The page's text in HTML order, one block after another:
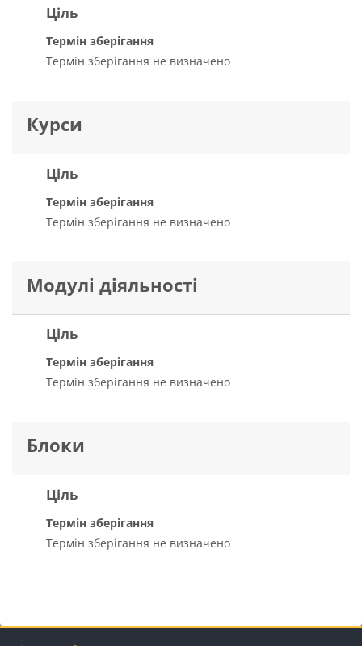
Ціль
Термін зберігання
Термін зберігання не визначено
Курси
Ціль
Термін зберігання
Термін зберігання не визначено
Модулі діяльності
Ціль
Термін зберігання
Термін зберігання не визначено
Блоки
Ціль
Термін зберігання
Термін зберігання не визначено